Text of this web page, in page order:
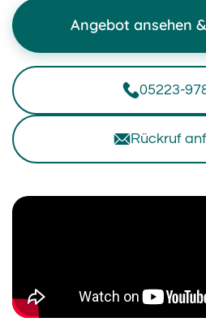
Angebot ansehen
05223-
Rückruf